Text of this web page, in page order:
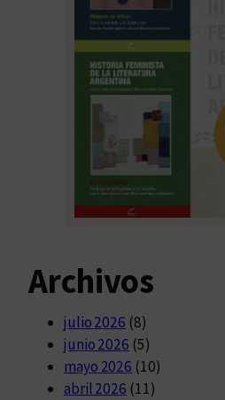
Archivos
julio 2026 (8)
junio 2026 (5)
mayo 2026 (10)
abril 2026 (11)